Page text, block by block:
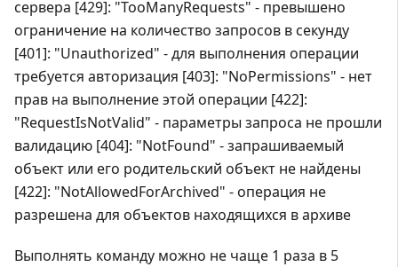
сервера [429]: "TooManyRequests" - превышено
ограничение на количество запросов в секунду
[401]: "Unauthorized" - для выполнения операции
требуется авторизация [403]: "NoPermissions" - нет
прав на выполнение этой операции [422]:
"RequestIsNotValid" - параметры запроса не прошли
валидацию [404]: "NotFound" - запрашиваемый
объект или его родительский объект не найдены
[422]: "NotAllowedForArchived" - операция не
разрешена для объектов находящихся в архиве
Выполнять команду можно не чаще 1 раза в 5